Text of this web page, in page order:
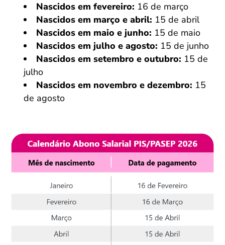
Nascidos em fevereiro: 16 de março
Nascidos em março e abril: 15 de abril
Nascidos em maio e junho: 15 de maio
Nascidos em julho e agosto: 15 de junho
Nascidos em setembro e outubro: 15 de
julho
Nascidos em novembro e dezembro: 15
de agosto